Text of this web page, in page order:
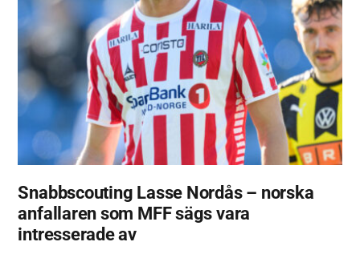
Snabbscouting Lasse Nordås – norska
anfallaren som MFF sägs vara
intresserade av